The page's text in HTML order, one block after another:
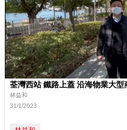
荃灣西站 鐵路上蓋 沿海物業大
林益和
31/1/2023